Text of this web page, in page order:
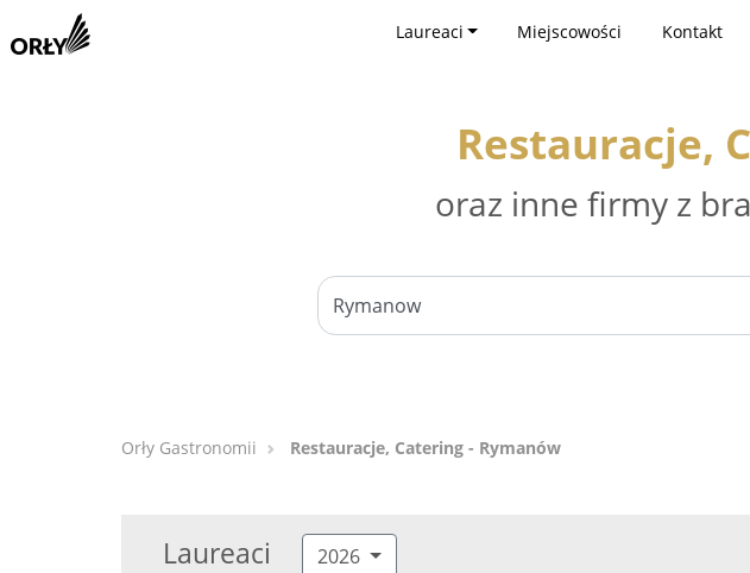
Laureaci Miejscowości Kontakt
Restauracje,
oraz inne firmy z
Orły Gastronomii Restauracje, Catering - Rymanów
Laureaci 2026